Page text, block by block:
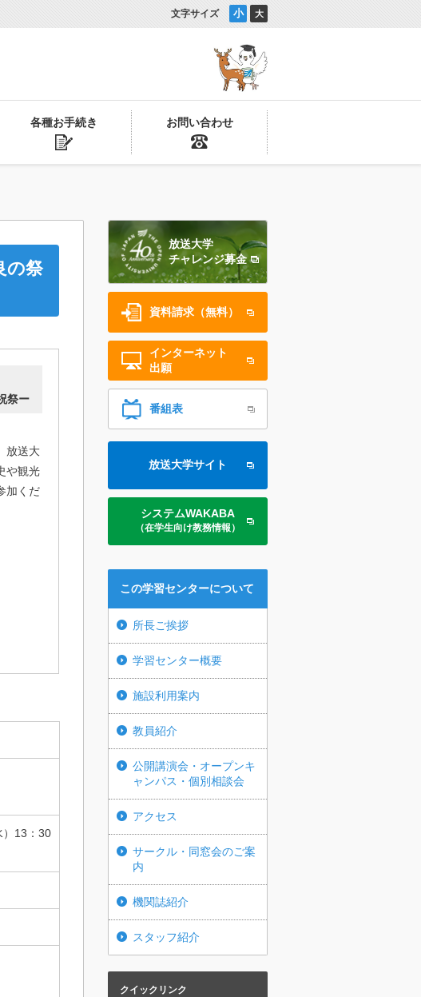
文字サイズ 大
小
各種お手続き お問い合わせ
の祭
祭ー
放送大
や観光
加くだ
）13：30
放送大学
チャレンジ募金
資料請求（無料）
インターネット
出願
番組表
放送大学サイト
システムWAKABA
（在学生向け教務情報）
この学習センターについて
所長ご挨拶
学習センター概要
施設利用案内
教員紹介
公開講演会・オープンキ
ャンパス・個別相談会
アクセス
サークル・同窓会のご案
内
機関誌紹介
スタッフ紹介
クイックリンク